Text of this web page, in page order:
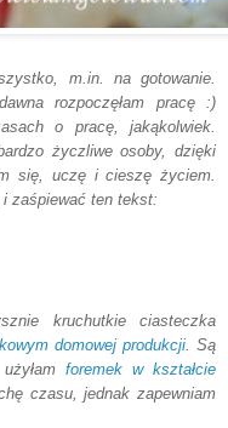
m.in. na gotowanie.
rozpoczęłam pracę :)
o pracę, jakąkolwiek.
życzliwe osoby, dzięki
się, uczę i cieszę życiem.
zaśpiewać ten tekst:
kruchutkie ciasteczka
domowej produkcji. Są
foremek w kształcie
czasu, jednak zapewniam